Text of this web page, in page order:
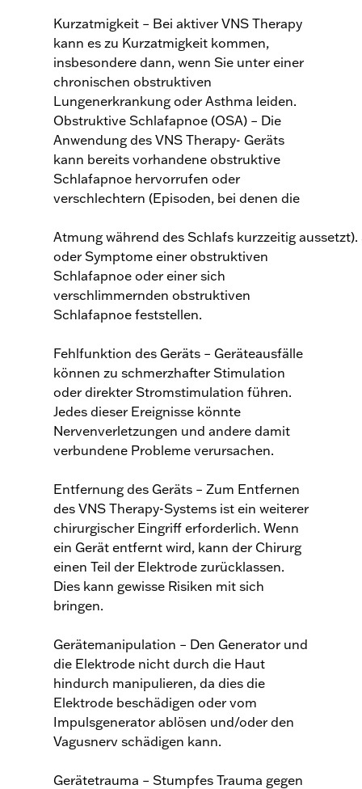
Kurzatmigkeit – Bei aktiver VNS Therapy
kann es zu Kurzatmigkeit kommen,
insbesondere dann, wenn Sie unter einer
chronischen obstruktiven
Lungenerkrankung oder Asthma leiden.
Obstruktive Schlafapnoe (OSA) – Die
Anwendung des VNS Therapy- Geräts
kann bereits vorhandene obstruktive
Schlafapnoe hervorrufen oder
verschlechtern (Episoden, bei denen die
Atmung während des Schlafs kurzzeitig
oder Symptome einer obstruktiven
Schlafapnoe oder einer sich
verschlimmernden obstruktiven
Schlafapnoe feststellen.
Fehlfunktion des Geräts – Geräteausfälle
können zu schmerzhafter Stimulation
oder direkter Stromstimulation führen.
Jedes dieser Ereignisse könnte
Nervenverletzungen und andere damit
verbundene Probleme verursachen.
Entfernung des Geräts – Zum Entfernen
des VNS Therapy-Systems ist ein weiterer
chirurgischer Eingriff erforderlich. Wenn
ein Gerät entfernt wird, kann der Chirurg
einen Teil der Elektrode zurücklassen.
Dies kann gewisse Risiken mit sich
bringen.
Gerätemanipulation – Den Generator und
die Elektrode nicht durch die Haut
hindurch manipulieren, da dies die
Elektrode beschädigen oder vom
Impulsgenerator ablösen und/oder den
Vagusnerv schädigen kann.
Gerätetrauma – Stumpfes Trauma gegen